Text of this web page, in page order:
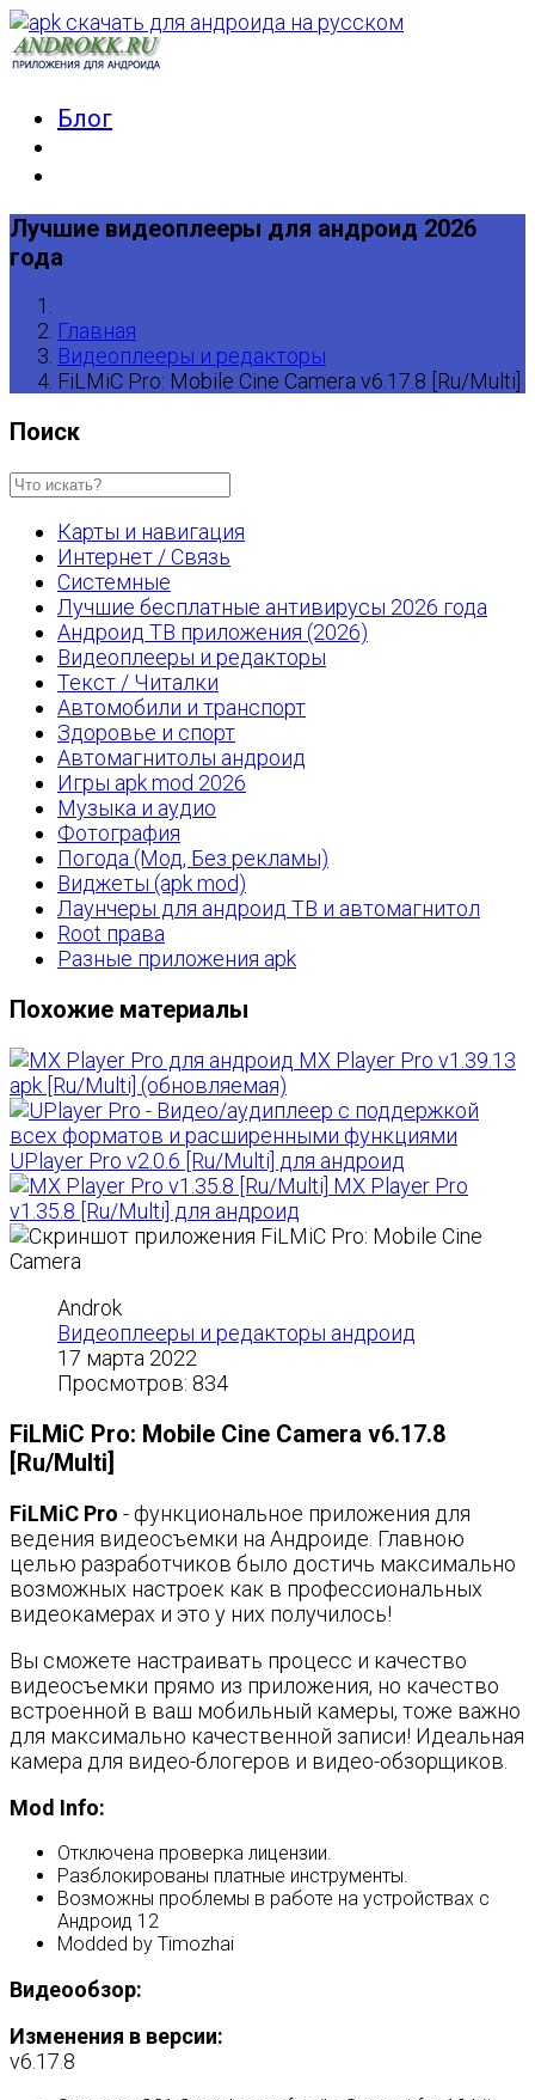
Блог
Лучшие видеоплееры для андроид 2026
года
Главная
Видеоплееры и редакторы
FiLMiC Pro: Mobile Cine Camera v6.17.8 [Ru/Multi]
Поиск
Карты и навигация
Интернет / Связь
Системные
Лучшие бесплатные антивирусы 2026 года
Андроид ТВ приложения (2026)
Видеоплееры и редакторы
Текст / Читалки
Автомобили и транспорт
Здоровье и спорт
Автомагнитолы андроид
Игры apk mod 2026
Музыка и аудио
Фотография
Погода (Мод, Без рекламы)
Виджеты (apk mod)
Лаунчеры для андроид ТВ и автомагнитол
Root права
Разные приложения apk
Похожие материалы
MX Player Pro v1.39.13
apk [Ru/Multi] (обновляемая)
UPlayer Pro v2.0.6 [Ru/Multi] для андроид
MX Player Pro
v1.35.8 [Ru/Multi] для андроид
Androk
Видеоплееры и редакторы андроид
17 марта 2022
Просмотров: 834
FiLMiC Pro: Mobile Cine Camera v6.17.8
[Ru/Multi]
FiLMiC Pro - функциональное приложения для
ведения видеосъемки на Андроиде. Главною
целью разработчиков было достичь максимально
возможных настроек как в профессиональных
видеокамерах и это у них получилось!
Вы сможете настраивать процесс и качество
видеосъемки прямо из приложения, но качество
встроенной в ваш мобильный камеры, тоже важно
для максимально качественной записи! Идеальная
камера для видео-блогеров и видео-обзорщиков.
Mod Info:
Отключена проверка лицензии.
Разблокированы платные инструменты.
Возможны проблемы в работе на устройствах с
Андроид 12
Modded by Timozhai
Видеообзор:
Изменения в версии:
v6.17.8